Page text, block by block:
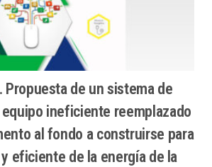
Propuesta de un sistema de
ineficiente reemplazado
al fondo a construirse para
eficiente de la energía de la